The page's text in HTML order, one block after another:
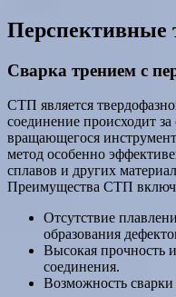
Перспективные
Сварка трением с
СТП является
соединение происходит
вращающегося
метод особенно
сплавов и других
Преимущества СТП
Отсутствие
образования
Высокая прочность
соединения.
Возможность